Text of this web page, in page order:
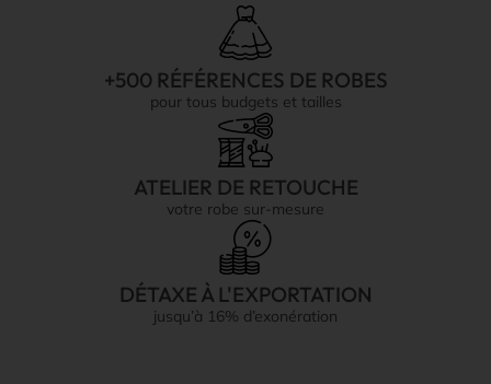
+500 RÉFÉRENCES DE ROBES
pour tous budgets et tailles
ATELIER DE RETOUCHE
votre robe sur-mesure
DÉTAXE À L'EXPORTATION
jusqu’à 16% d’exonération